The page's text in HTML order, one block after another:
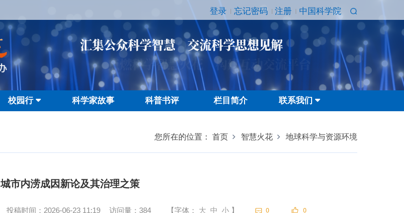
登录 忘记密码 注册 中国科学院
汇集公众科学智慧 交流科学思想见解
点燃科学智慧火花 构建互动交流平台
校园行 科学家故事 科普书评 栏目简介 联系我们
您所在的位置： 首页 智慧火花 地球科学与资源环境
城市内涝成因新论及其治理之策
投稿时间：2026-06-23 11:19 访问量： 384 【字体： 大 中 小】 0 0